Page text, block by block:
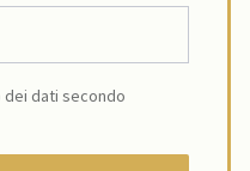
dati secondo